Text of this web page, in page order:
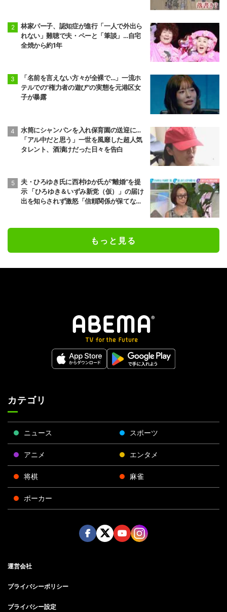
林家パー子、認知症が進行「一人で外出ら
れない」難聴で夫・ペーと「筆談」…自宅
全焼から約1年
「名前を言えない方々が全裸で…」一流ホ
テルでの"権力者の遊び"の実態を元港区女
子が暴露
水筒にシャンパンを入れ保育園の送迎に…
「アル中だと思う」一世を風靡した超人気
タレント、酒漬けだった日々を告白
夫・ひろゆき氏に西村ゆか氏が“離婚”を提
示 「ひろゆき＆いずみ新党（仮）」の届け
出を知らされず激怒「信頼関係が保てない
もっと見る
カテゴリ
ニュース スポーツ
アニメ エンタメ
将棋 麻雀
ポーカー
運営会社
プライバシーポリシー
プライバシー設定